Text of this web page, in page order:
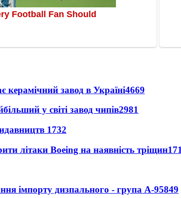
керамічний завод в Україні4669
у світі завод чипів2981
1732
літаки Boeing на наявність тріщин
імпорту дизпального - група А-95849